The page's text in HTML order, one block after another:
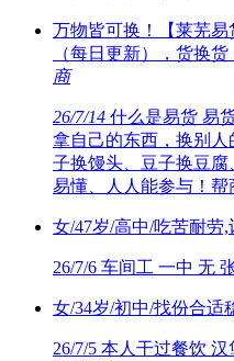
万物皆可换！【莱芜
（每日更新），货换
商
26/7/14 什么是易货 易
拿自己的东西，换别
子换馒头、豆子换豆
易懂、人人能参与！
女/47岁/高中/吃苦耐劳
26/7/6 车间工 一中 无
女/34岁/初中/找份合适
26/7/5 本人干过餐饮 汉